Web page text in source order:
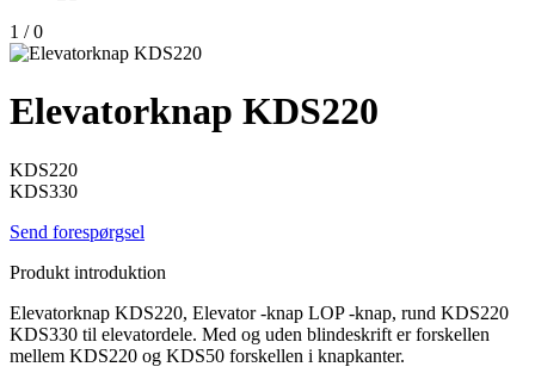
1 / 0
Elevatorknap KDS220
KDS220
KDS330
Send forespørgsel
Produkt introduktion
Elevatorknap KDS220, Elevator -knap LOP -knap, rund KDS220
KDS330 til elevatordele. Med og uden blindeskrift er forskellen
mellem KDS220 og KDS50 forskellen i knapkanter.